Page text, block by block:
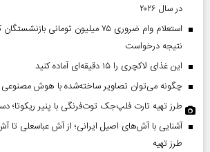
در سال ۲۰۲۶
استعلام وام ضروری ۷۵ میلیون تومانی
نتیجه درخواست
این غذای لاکچری را ۱۵ دقیقه‌ای آماده کنید
چگونه می‌توان تصاویر ساخته‌شده با هوش
طرز تهیه تارت فلپ‌جک توت‌فرنگی با پنیر ریکوتا؛
آشنایی با آش‌های اصیل ایرانی؛ از آش عباسعلی
طرز تهیه